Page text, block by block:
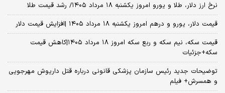
نرخ ارز دلار، طلا و یورو امروز یکشنبه ۱۸ مرداد ۱۴۰۵/ رشد قیمت طلا
قیمت دلار، یورو و درهم امروز یکشنبه ۱۸ مرداد ۱۴۰۵ |افزایش قیمت دلار
قیمت سکه، نیم سکه و ربع سکه امروز ۱۸ مرداد ۱۴۰۵|کاهش قیمت
سکه+جزئیات
توضیحات جدید رئیس سازمان پزشکی قانونی درباره قتل داریوش مهرجویی
و همسرش+ فیلم